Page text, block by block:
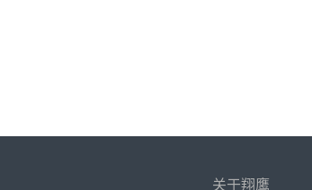
关于翔鹰